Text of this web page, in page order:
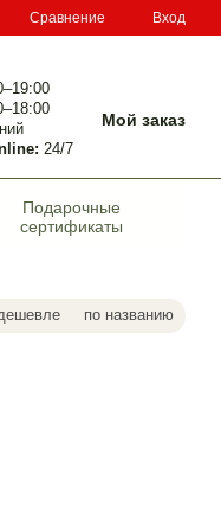
Сравнение Вход
24/7
Мой заказ
Подарочные
сертификаты
по названию